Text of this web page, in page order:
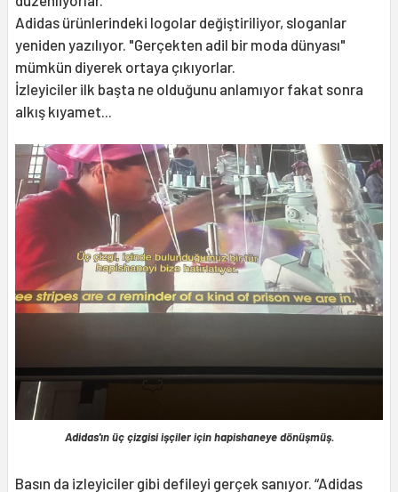
Adidas ürünlerindeki logolar değiştiriliyor, sloganlar
yeniden yazılıyor. "Gerçekten adil bir moda dünyası"
mümkün diyerek ortaya çıkıyorlar.
İzleyiciler ilk başta ne olduğunu anlamıyor fakat sonra
alkış kıyamet...
Adidas'ın üç çizgisi işçiler için hapishaneye dönüşmüş.
Basın da izleyiciler gibi defileyi gerçek sanıyor. “Adidas